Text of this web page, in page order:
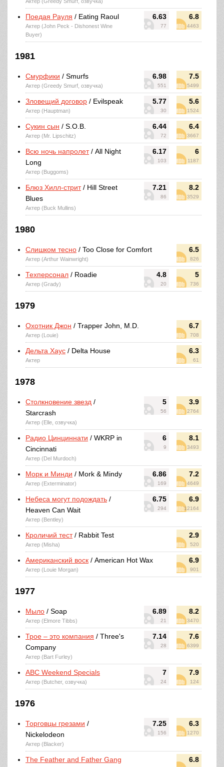
6.63
77
6.8
4463
Поедая Рауля / Eating Raoul
Актер (John Peck - Dishonest Wine
Buyer)
1981
6.98
551
7.5
5499
Смурфики / Smurfs
Актер (Greedy Smurf, озвучка)
5.77
30
5.6
1524
Зловещий договор / Evilspeak
Актер (Hauptman)
6.44
72
6.4
3667
Сукин сын / S.O.B.
Актер (Mr. Lipschitz)
6.17
103
6
1187
Всю ночь напролет/ All Night
Long
Актер (Buggoms)
7.21
86
8.2
3529
Блюз Хилл-стрит/ Hill Street
Blues
Актер (Buck Mullins)
1980
6.5
826
Слишком тесно / Too Close for Comfort
Актер (Arthur Wainwright)
4.8
20
5
736
Техперсонал / Roadie
Актер (Grady)
1979
6.7
708
Охотник Джон / Trapper John, M.D.
Актер (Louie)
6.3
61
Дельта Хаус / Delta House
Актер
1978
5
56
3.9
2764
Столкновение звезд /
Starcrash
Актер (Elle, озвучка)
6
9
8.1
3493
Радио Цинциннати / WKRP in
Cincinnati
Актер (Del Murdoch)
6.86
169
7.2
4649
Морк и Минди / Mork & Mindy
Актер (Exterminator)
6.75
294
6.9
12164
Небеса могут подождать /
Heaven Can Wait
Актер (Bentley)
2.9
520
Кроличий тест/ Rabbit Test
Актер (Misha)
6.9
901
Американский воск / American Hot Wax
Актер (Louie Morgan)
1977
6.89
21
8.2
3470
Мыло / Soap
Актер (Elmore Tibbs)
7.14
28
7.6
6399
Трое – это компания / Three's
Company
Актер (Bart Furley)
7
24
7.9
124
ABC Weekend Specials
Актер (Butcher, озвучка)
1976
7.25
156
6.3
1270
Торговцы грезами /
Nickelodeon
Актер (Blacker)
6.8
The Feather and Father Gang